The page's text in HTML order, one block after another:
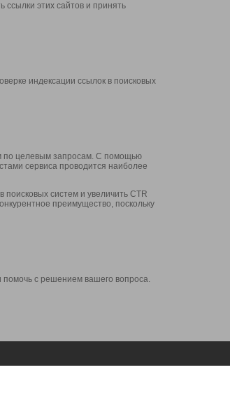
этих сайтов и принять
индексации ссылок в поисковых
по целевым запросам. С помощью
сервиса проводится наиболее
систем и увеличить CTR
преимущество, поскольку
помочь с решением вашего вопроса.